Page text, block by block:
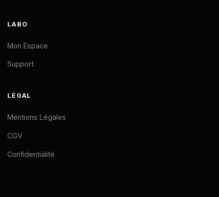
LABO
Mon Espace
Support
LÉGAL
Mentions Légales
CGV
Confidentialité